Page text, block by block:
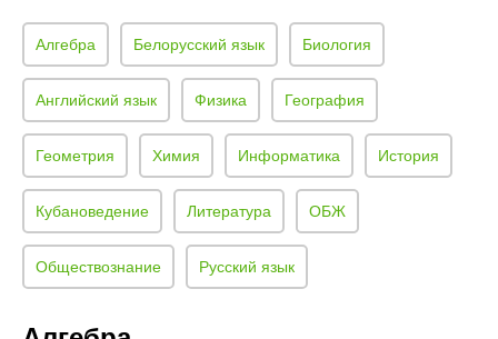
Алгебра Белорусский язык Биология
Английский язык Физика География
Геометрия Химия Информатика История
Кубановедение Литература ОБЖ
Обществознание Русский язык